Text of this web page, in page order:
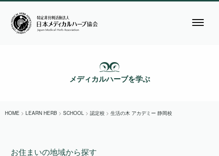
メディカルハーブを学ぶ
HOME > LEARN HERB > SCHOOL > 認定校 > 生活の木 アカデミー 静岡校
お住まいの地域から探す